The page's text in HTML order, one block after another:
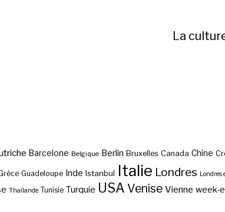
La
Barcelone Belgique Berlin Bruxelles Canada Chine
Guadeloupe Inde Istanbul Italie Londres Londres
Thaïlande Tunisie Turquie USA Venise Vienne week-